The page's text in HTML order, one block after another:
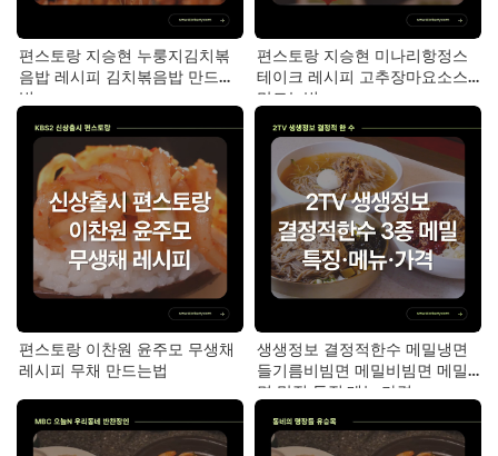
편스토랑 지승현 누룽지김치볶
음밥 레시피 김치볶음밥 만드는
법
편스토랑 지승현 미나리항정스
테이크 레시피 고추장마요소스
만드는법
편스토랑 이찬원 윤주모 무생채
레시피 무채 만드는법
생생정보 결정적한수 메밀냉면
들기름비빔면 메밀비빔면 메밀
면 맛집 특징·메뉴·가격